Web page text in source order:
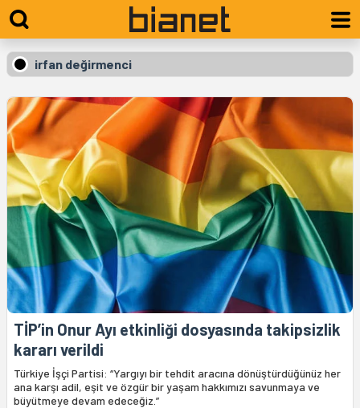
irfan değirmenci
TİP’in Onur Ayı etkinliği dosyasında takipsizlik
kararı verildi
Türkiye İşçi Partisi: “Yargıyı bir tehdit aracına dönüştürdüğünüz her
ana karşı adil, eşit ve özgür bir yaşam hakkımızı savunmaya ve
büyütmeye devam edeceğiz.”